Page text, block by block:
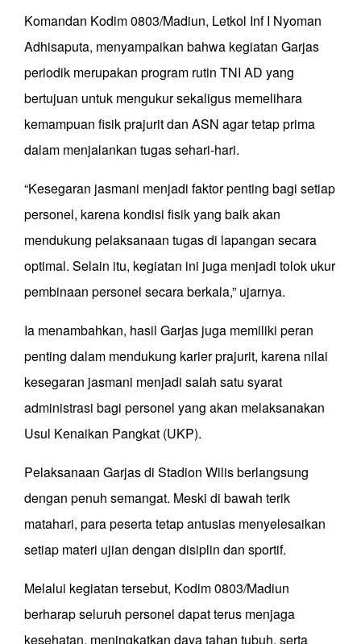
Komandan Kodim 0803/Madiun, Letkol Inf I Nyoman
Adhisaputa, menyampaikan bahwa kegiatan Garjas
periodik merupakan program rutin TNI AD yang
bertujuan untuk mengukur sekaligus memelihara
kemampuan fisik prajurit dan ASN agar tetap prima
dalam menjalankan tugas sehari-hari.
“Kesegaran jasmani menjadi faktor penting bagi setiap
personel, karena kondisi fisik yang baik akan
mendukung pelaksanaan tugas di lapangan secara
optimal. Selain itu, kegiatan ini juga menjadi tolok ukur
pembinaan personel secara berkala,” ujarnya.
Ia menambahkan, hasil Garjas juga memiliki peran
penting dalam mendukung karier prajurit, karena nilai
kesegaran jasmani menjadi salah satu syarat
administrasi bagi personel yang akan melaksanakan
Usul Kenaikan Pangkat (UKP).
Pelaksanaan Garjas di Stadion Wilis berlangsung
dengan penuh semangat. Meski di bawah terik
matahari, para peserta tetap antusias menyelesaikan
setiap materi ujian dengan disiplin dan sportif.
Melalui kegiatan tersebut, Kodim 0803/Madiun
berharap seluruh personel dapat terus menjaga
kesehatan, meningkatkan daya tahan tubuh, serta